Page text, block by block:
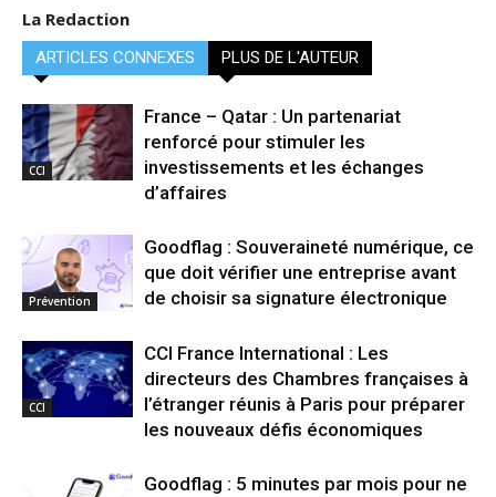
La Redaction
ARTICLES CONNEXES PLUS DE L'AUTEUR
CCI
France – Qatar : Un partenariat
renforcé pour stimuler les
investissements et les échanges
d’affaires
Prévention
Goodflag : Souveraineté numérique, ce
que doit vérifier une entreprise avant
de choisir sa signature électronique
CCI
CCI France International : Les
directeurs des Chambres françaises à
l’étranger réunis à Paris pour préparer
les nouveaux défis économiques
Goodflag : 5 minutes par mois pour ne